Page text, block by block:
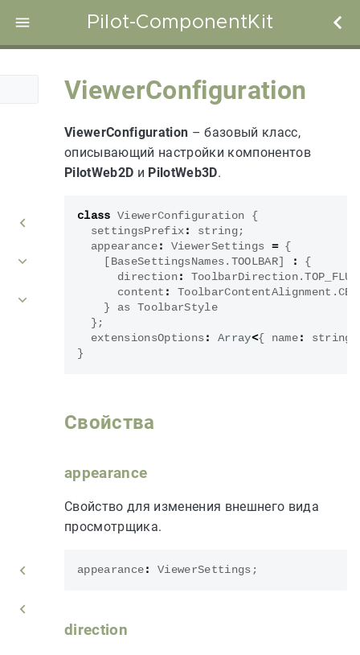
Pilot-ComponentKit
ViewerConfiguration
ViewerConfiguration – базовый класс,
описывающий настройки компонентов
PilotWeb2D и PilotWeb3D.
class ViewerConfiguration
{
settingsPrefix : string;
appearance: ViewerSettings =
{
BaseSettingsNames . TOOLBAR] :
{
direction: ToolbarDirection.
content : ToolbarContentAlignment .
}
as
ToolbarStyle
};
extensionsOptions : Array<{ name : string
}
Свойства
appearance
Свойство для изменения внешнего вида
просмотрщика.
appearance : ViewerSettings ;
direction